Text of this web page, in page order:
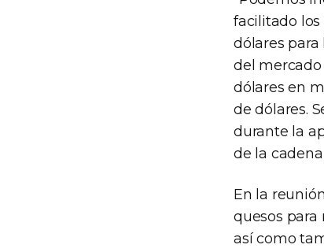
facilitado
dólares
del mercado
dólares en
de dólares.
durante la
de la
En la
quesos para
así como